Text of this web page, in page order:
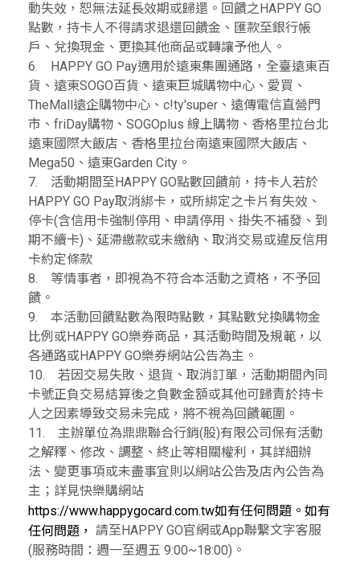
動失效，恕無法延長效期或歸還。回饋之HAPPY GO
點數，持卡人不得請求退還回饋金、匯款至銀行帳
戶、兌換現金、更換其他商品或轉讓予他人。
6. HAPPY GO Pay適用於遠東集團通路，全臺遠東百
貨、遠東SOGO百貨、遠東巨城購物中心、愛買、
TheMall遠企購物中心、c!ty'super、遠傳電信直營門
市、friDay購物、SOGOplus 線上購物、香格里拉台北
遠東國際大飯店、香格里拉台南遠東國際大飯店、
Mega50、遠東Garden City。
7. 活動期間至HAPPY GO點數回饋前，持卡人若於
HAPPY GO Pay取消綁卡，或所綁定之卡片有失效、
停卡(含信用卡強制停用、申請停用、掛失不補發、到
期不續卡)、延滯繳款或未繳納、取消交易或違反信用
卡約定條款
8. 等情事者，即視為不符合本活動之資格，不予回
饋。
9. 本活動回饋點數為限時點數，其點數兌換購物金
比例或HAPPY GO樂券商品，其活動時間及規範，以
各通路或HAPPY GO樂券網站公告為主。
10. 若因交易失敗、退貨、取消訂單，活動期間內同
卡號正負交易結算後之負數金額或其他可歸責於持卡
人之因素導致交易未完成，將不視為回饋範圍。
11. 主辦單位為鼎鼎聯合行銷(股)有限公司保有活動
之解釋、修改、調整、終止等相關權利，其詳細辦
法、變更事項或未盡事宜則以網站公告及店內公告為
主；詳見快樂購網站
https://www.happygocard.com.tw如有任何問題。如有
任何問題， 請至HAPPY GO官網或App聯繫文字客服
(服務時間：週一至週五 9:00~18:00)。